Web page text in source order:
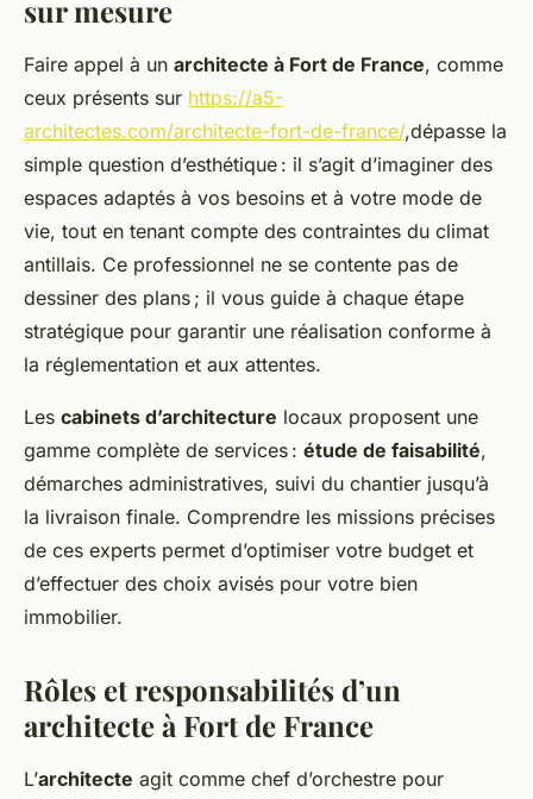
sur mesure
Faire appel à un architecte à Fort de France, comme
ceux présents sur https://a5-
architectes.com/architecte-fort-de-france/,dépasse la
simple question d’esthétique : il s’agit d’imaginer des
espaces adaptés à vos besoins et à votre mode de
vie, tout en tenant compte des contraintes du climat
antillais. Ce professionnel ne se contente pas de
dessiner des plans ; il vous guide à chaque étape
stratégique pour garantir une réalisation conforme à
la réglementation et aux attentes.
Les cabinets d’architecture locaux proposent une
gamme complète de services : étude de faisabilité,
démarches administratives, suivi du chantier jusqu’à
la livraison finale. Comprendre les missions précises
de ces experts permet d’optimiser votre budget et
d’effectuer des choix avisés pour votre bien
immobilier.
Rôles et responsabilités d’un
architecte à Fort de France
L’architecte agit comme chef d’orchestre pour